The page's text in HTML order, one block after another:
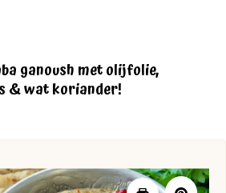
ganoush met olijfolie,
& wat koriander!